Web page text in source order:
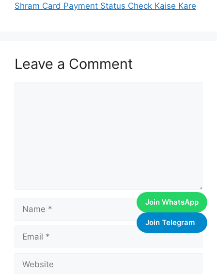
Join WhatsApp
Join Telegram
Shram Card Payment Status Check Kaise Kare
Leave a Comment